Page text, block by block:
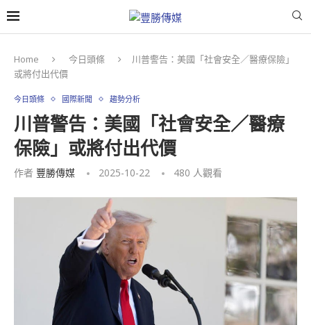
Home 今日頭條
川普警告：美國「社會安全／醫療保險」
或將付出代價
今日頭條 國際新聞 趨勢分析
川普警告：美國「社會安全／醫療
保險」或將付出代價
作者 豐勝傳媒 2025-10-22 480 人觀看